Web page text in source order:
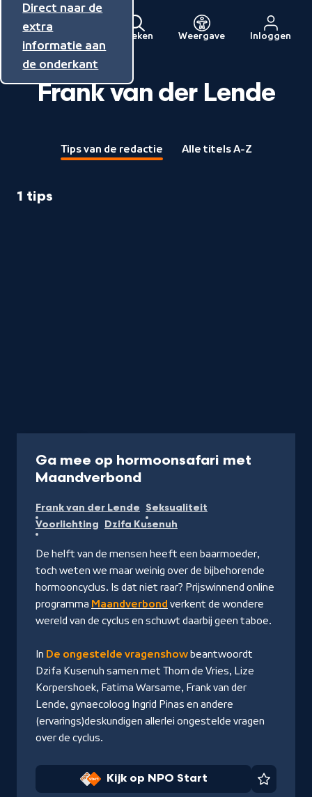
Direct naar de
inhoud
Direct naar de
hoofdnavigatie
Direct naar de
extra
informatie aan
de onderkant
Menu
Naar
de
beginpagina
van
Zoeken Weergave Inloggen
Frank van der Lende
Tips van de redactie Alle titels A-Z
1 tips
Ga mee op hormoonsafari met
Maandverbond-
op
NPO
Start
Frank van der Lende Seksualiteit
Voorlichting Dzifa Kusenuh
De helft van de mensen heeft een baarmoeder,
toch weten we maar weinig over de bijbehorende
hormooncyclus. Is dat niet raar? Prijswinnend online
programma Maandverbond verkent de wondere
wereld van de cyclus en schuwt daarbij geen taboe.
In De ongestelde vragenshowbeantwoordt
Dzifa Kusenuh samen met Thorn de Vries, Lize
Korpershoek, Fatima Warsame, Frank van der
Lende, gynaecoloog Ingrid Pinas en andere
(ervarings)deskundigen allerlei ongestelde vragen
over de cyclus.
Kijk op NPO Start